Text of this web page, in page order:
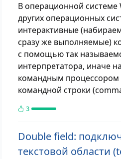
В операционной системе
других операционных
интерактивные
сразу же выполняемые)
с помощью так
интерпретатора, иначе
командным процессором
командной строки
3
Double field:
текстовой области